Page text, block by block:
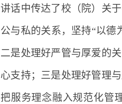
讲话中传达了校（院）关
公与私的关系，坚持“以德
二是处理好严管与厚爱的
心支持；三是处理好管理
把服务理念融入规范化管